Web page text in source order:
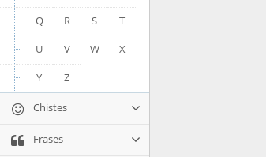
Q
R S
T
U
V W
X
Y
Z
Chistes
Frases